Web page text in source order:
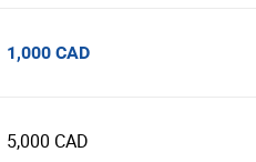
1,000 CAD
5,000 CAD